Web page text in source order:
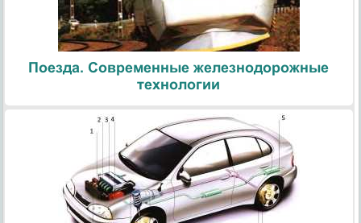
Поезда. Современные железнодорожные
технологии